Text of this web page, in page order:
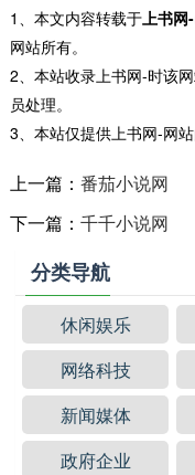
1、本文内容转载于上书网-
网站所有。
2、本站收录上书网-时该
员处理。
3、本站仅提供上书网-网
上一篇： 番茄小说网
下一篇： 千千小说网
分类导航
休闲娱乐
网络科技
新闻媒体
政府企业